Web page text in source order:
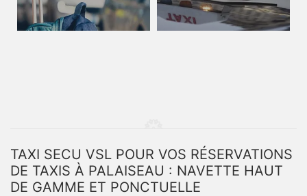
TAXI SECU VSL POUR VOS RÉSERVATIONS
DE TAXIS À PALAISEAU : NAVETTE HAUT
DE GAMME ET PONCTUELLE